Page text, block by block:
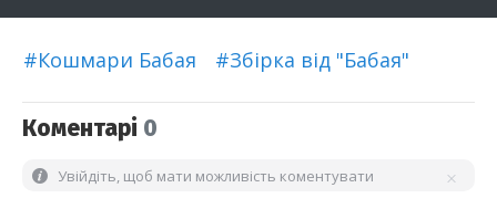
#Кошмари Бабая #Збірка від "Бабая"
Коментарі 0
Увійдіть, щоб мати можливість коментувати